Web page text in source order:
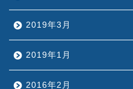
2019年3月
2019年1月
2016年2月